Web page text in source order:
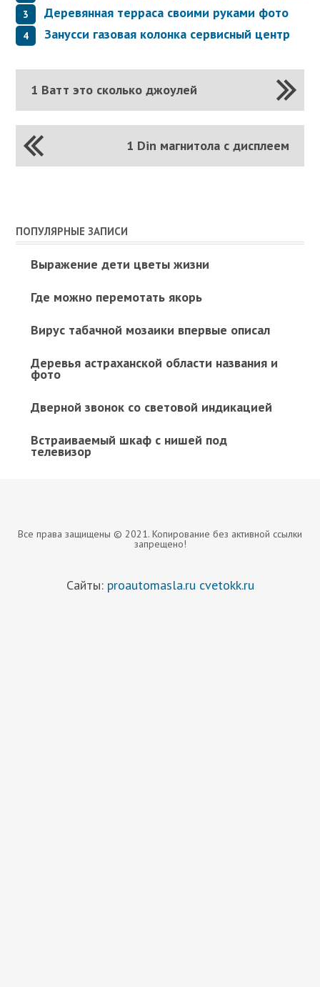
Деревянная терраса своими руками фото
Занусси газовая колонка сервисный центр
1 Ватт это сколько джоулей
1 Din магнитола с дисплеем
ПОПУЛЯРНЫЕ ЗАПИСИ
Выражение дети цветы жизни
Где можно перемотать якорь
Вирус табачной мозаики впервые описал
Деревья астраханской области названия и
фото
Дверной звонок со световой индикацией
Встраиваемый шкаф с нишей под
телевизор
Все права защищены © 2021. Копирование без активной ссылки
запрещено!
Сайты: proautomasla.ru cvetokk.ru